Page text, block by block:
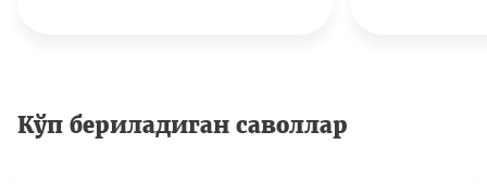
Кўп бериладиган саволлар